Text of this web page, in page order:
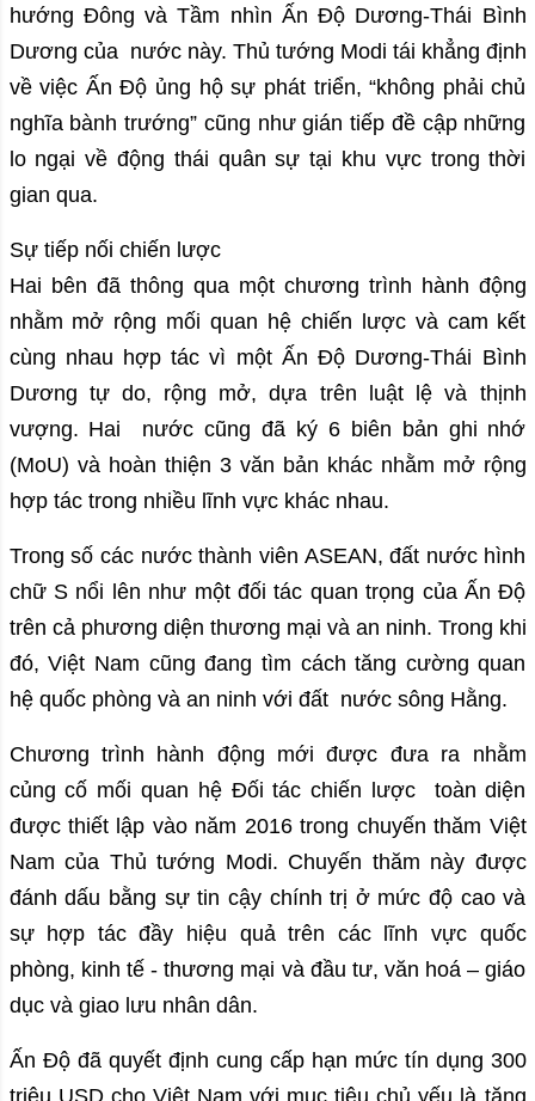
hướng Đông và Tầm nhìn Ấn Độ Dương-Thái Bình
Dương của nước này. Thủ tướng Modi tái khẳng định
về việc Ấn Độ ủng hộ sự phát triển, “không phải chủ
nghĩa bành trướng” cũng như gián tiếp đề cập những
lo ngại về động thái quân sự tại khu vực trong thời
gian qua.
Sự tiếp nối chiến lược
Hai bên đã thông qua một chương trình hành động
nhằm mở rộng mối quan hệ chiến lược và cam kết
cùng nhau hợp tác vì một Ấn Độ Dương-Thái Bình
Dương tự do, rộng mở, dựa trên luật lệ và thịnh
vượng. Hai nước cũng đã ký 6 biên bản ghi nhớ
(MoU) và hoàn thiện 3 văn bản khác nhằm mở rộng
hợp tác trong nhiều lĩnh vực khác nhau.
Trong số các nước thành viên ASEAN, đất nước hình
chữ S nổi lên như một đối tác quan trọng của Ấn Độ
trên cả phương diện thương mại và an ninh. Trong khi
đó, Việt Nam cũng đang tìm cách tăng cường quan
hệ quốc phòng và an ninh với đất nước sông Hằng.
Chương trình hành động mới được đưa ra nhằm
củng cố mối quan hệ Đối tác chiến lược toàn diện
được thiết lập vào năm 2016 trong chuyến thăm Việt
Nam của Thủ tướng Modi. Chuyến thăm này được
đánh dấu bằng sự tin cậy chính trị ở mức độ cao và
sự hợp tác đầy hiệu quả trên các lĩnh vực quốc
phòng, kinh tế - thương mại và đầu tư, văn hoá – giáo
dục và giao lưu nhân dân.
Ấn Độ đã quyết định cung cấp hạn mức tín dụng 300
triệu USD cho Việt Nam với mục tiêu chủ yếu là tăng